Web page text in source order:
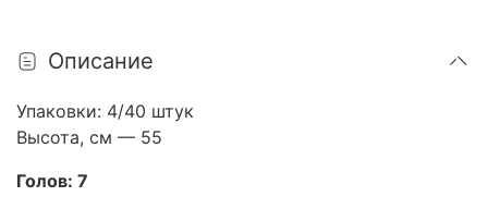
Описание
Упаковки: 4/40 штук
Высота, см — 55
Голов: 7